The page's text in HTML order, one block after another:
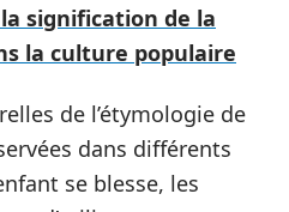
signification de la
la culture populaire
de l’étymologie de
dans différents
se blesse, les